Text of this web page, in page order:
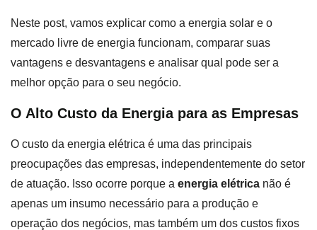
Neste post, vamos explicar como a energia solar e o
mercado livre de energia funcionam, comparar suas
vantagens e desvantagens e analisar qual pode ser a
melhor opção para o seu negócio.
O Alto Custo da Energia para as Empresas
O custo da energia elétrica é uma das principais
preocupações das empresas, independentemente do setor
de atuação. Isso ocorre porque a energia elétrica não é
apenas um insumo necessário para a produção e
operação dos negócios, mas também um dos custos fixos